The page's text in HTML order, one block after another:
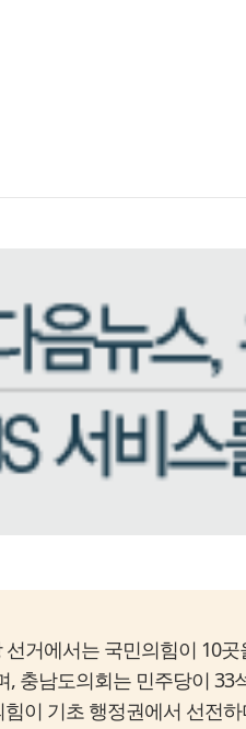
거에서는 국민의힘이 10
충남도의회는 민주당이
이 기초 행정권에서 선전